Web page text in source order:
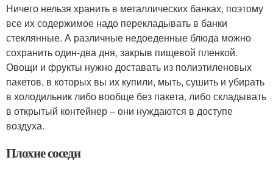
Ничего нельзя хранить в металлических банках, поэтому
все их содержимое надо перекладывать в банки
стеклянные. А различные недоеденные блюда можно
сохранить один-два дня, закрыв пищевой пленкой.
Овощи и фрукты нужно доставать из полиэтиленовых
пакетов, в которых вы их купили, мыть, сушить и убирать
в холодильник либо вообще без пакета, либо складывать
в открытый контейнер – они нуждаются в доступе
воздуха.
Плохие соседи